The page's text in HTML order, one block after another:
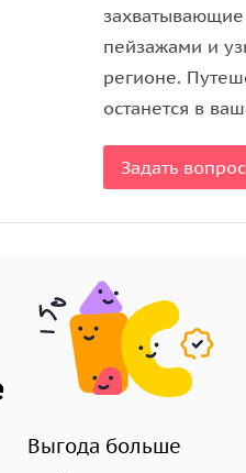
пейзажами и
регионе.
останется в
Задать вопрос
Выгода больше